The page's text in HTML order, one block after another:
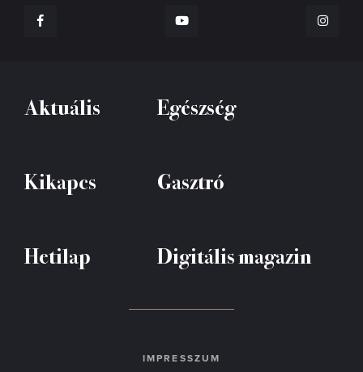
Aktuális Egészség
Kikapcs Gasztró
Hetilap Digitális magazin
IMPRESSZUM